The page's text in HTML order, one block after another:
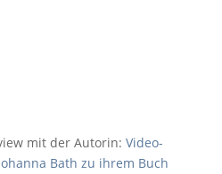
mit der Autorin: Video-
Bath zu ihrem Buch